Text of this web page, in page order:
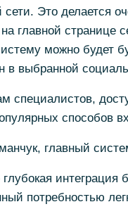
сети. Это делается
главной странице
можно будет
в выбранной
специалистов,
способов
главный
интеграция
потребностью